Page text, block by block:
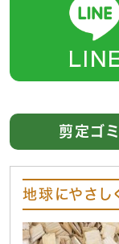
剪定ゴ
地球にやさし